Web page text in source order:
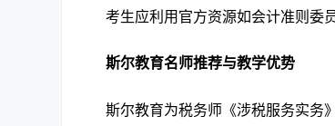
考生应利用官方资源如会计准则委
斯尔教育名师推荐与教学优势
斯尔教育为税务师《涉税服务实务